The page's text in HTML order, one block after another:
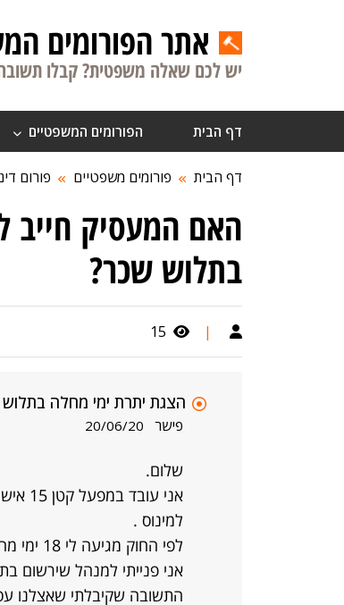
אתר הפורומים
יש לכם שאלה משפטית? קבלו
דף הבית הפורומים המשפטיים
דף הבית פורומים משפטיים פורום
האם המעסיק חייב
בתלוש שכר?
|
15
הצגת יתרת ימי מחלה בתלוש
פישר 20/06/20
שלום.
אני
למינוס .
לפי החוק מגיעה לי 18 ימי מחלה שנתי.
אני פנייתי למנהל שירשום
התשובה שקיבלתי שאצלנו